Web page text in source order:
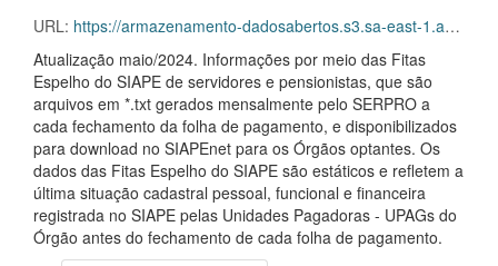
URL: https://armazenamento-dadosabertos.s3.sa-east-1.amazonaws.com/PDA_2023_2025/Grupos_de_dados/Ocupantes+de+fun%C3%A7%C3%B5es+e+cargos/Ocupantes_Funcoes_Cargos_Nominal_202405.xlsx
Atualização maio/2024. Informações por meio das Fitas
Espelho do SIAPE de servidores e pensionistas, que são
arquivos em *.txt gerados mensalmente pelo SERPRO a
cada fechamento da folha de pagamento, e disponibilizados
para download no SIAPEnet para os Órgãos optantes. Os
dados das Fitas Espelho do SIAPE são estáticos e refletem a
última situação cadastral pessoal, funcional e financeira
registrada no SIAPE pelas Unidades Pagadoras - UPAGs do
Órgão antes do fechamento de cada folha de pagamento.